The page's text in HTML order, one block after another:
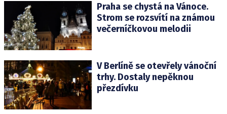
Praha se chystá na Vánoce.
Strom se rozsvítí na známou
večerníčkovou melodii
V Berlíně se otevřely vánoční
trhy. Dostaly nepěknou
přezdívku